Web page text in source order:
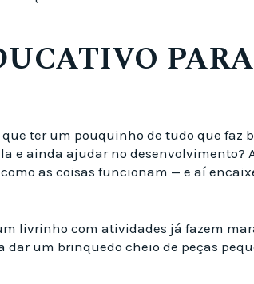
PARA
ter um pouquinho de tudo que faz
e ainda ajudar no desenvolvimento?
as coisas funcionam — e aí
livrinho com atividades já fazem
um brinquedo cheio de peças